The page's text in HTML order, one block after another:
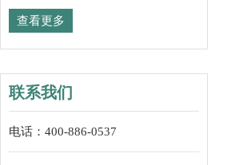
查看更多
联系我们
电话：400-886-0537